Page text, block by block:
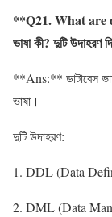
**Q21. What are
ভাষা কী? দুটি উদাহরণ
**Ans:** ডাটাবেস
ভাষা।
দুটি উদাহরণ:
1. DDL (Data
2. DML (Data